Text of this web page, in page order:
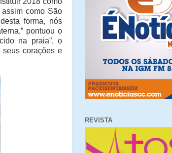
como São
forma, nós
pontuou o
na praia”, o
seus corações e
REVISTA